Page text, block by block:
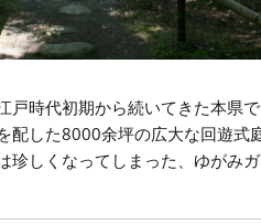
戸時代初期から続いてきた本県
配した8000余坪の広大な回遊式庭
珍しくなってしまった、ゆがみ